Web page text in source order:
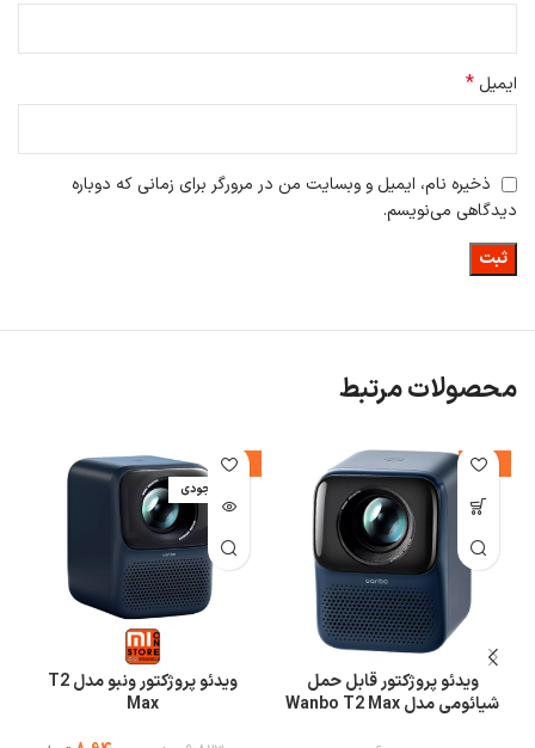
ایمیل *
ذخیره نام، ایمیل و وبسایت من در مرورگر برای زمانی که دوباره
دیدگاهی می‌نویسم.
محصولات مرتبط
-25%
ویدئو پروژکتور قابل حمل
شیائومی مدل Wanbo T2 Max
-9%
اتمام موجودی
ویدئو پروژکتور ونبو مدل T2
Max